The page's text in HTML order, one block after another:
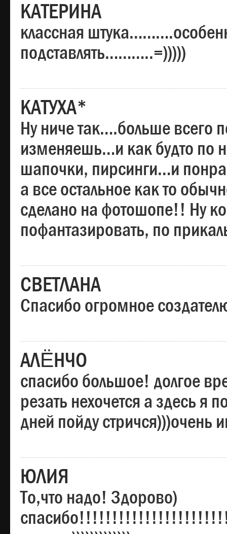
КАТЕРИНА
классная
подставлять………..=)))))
КАТУХА*
Ну ниче так….больше всего
изменяешь…и как будто по
шапочки, пирсинги…и
а все остальное как то
сделано на фотошопе!! Ну
пофантазировать, по
СВЕТЛАНА
Спасибо огромное
АЛЁНЧО
спасибо большое! долгое
резать нехочется а здесь я
дней пойду стричся)))очень
ЮЛИЯ
То,что надо! Здорово)